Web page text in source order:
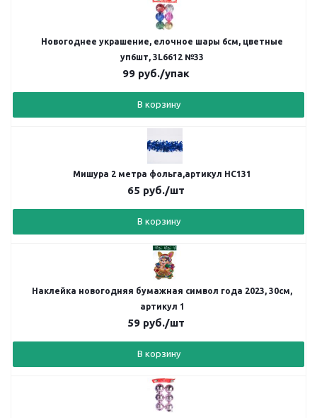
Новогоднее украшение, елочное шары 6см, цветные
уп6шт, 3L6612 №33
99 руб./упак
В корзину
Мишура 2 метра фольга,артикул НС131
65 руб./шт
В корзину
Наклейка новогодняя бумажная символ года 2023, 30см,
артикул 1
59 руб./шт
В корзину